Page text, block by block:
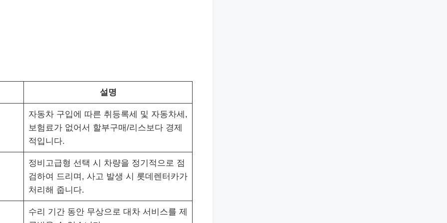
설명
자동차 구입에 따른 취등록세 및 자동차세,
보험료가 없어서 할부구매/리스보다 경제
적입니다.
정비고급형 선택 시 차량을 정기적으로 점
검하여 드리며, 사고 발생 시 롯데렌터카가
처리해 줍니다.
수리 기간 동안 무상으로 대차 서비스를 제